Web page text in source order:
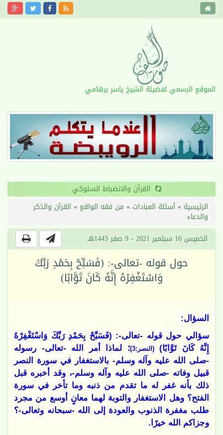
الموقع الرسمي لفضيلة الشيخ ياسر برهامي
القرآن والانضباط السلوكي ‹
›
الرئيسية »أسئلة العبادات » من فقه الواقع » القرآن والذكر
والدعاء
الخميس 16 سبتمبر 2021 - 9 صفر 1443هـ
حول قوله -تعالى-: (فَسَبِّحْ بِحَمْدِ رَبِّكَ
وَاسْتَغْفِرْهُ إِنَّهُ كَانَ تَوَّابًا)
السؤال:
سؤالي حول قوله -تعالى-: (فَسَبِّحْ بِحَمْدِ رَبِّكَ وَاسْتَغْفِرْهُ
إِنَّهُ كَانَ تَوَّابًا)(النصر:3) ؛ لماذا أمر
الله -تعالى- رسوله
-صلى الله عليه وآله وسلم- بالاستغفار في سورة النصر
قبيل وفاته -صلى الله عليه وآله وسلم-، وقد أخبره قبل
ذلك بأنه غفر له ما تقدم من ذنبه وما تأخر في سورة
الفتح؟ وهل الاستغفار والتوبة لهما معانٍ أوسع من مجرد
طلب مغفرة الذنوب والعودة إلى الله -سبحانه وتعالى-؟
وجزاكم الله خيرًا.